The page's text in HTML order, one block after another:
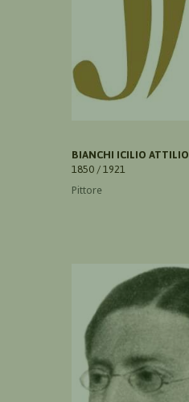
BIANCHI ICILIO ATTILIO
1850 / 1921
Pittore